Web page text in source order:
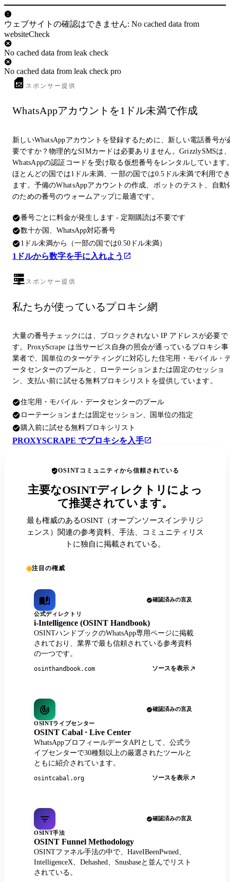
ウェブサイトの確認はできません: No cached data from
websiteCheck
No cached data from leak check
No cached data from leak check pro
スポンサー提供
WhatsAppアカウントを1ドル未満で作成
新しいWhatsAppアカウントを登録するために、新しい電話番号が
要ですか？物理的なSIMカードは必要ありません。GrizzlySMSは
WhatsAppの認証コードを受け取る仮想番号をレンタルしています
ほとんどの国では1ドル未満、一部の国では0.5ドル未満で利用でき
ます。予備のWhatsAppアカウントの作成、ボットのテスト、自動
のための番号のウォームアップに最適です。
番号ごとに料金が発生します - 定期購読は不要です
数十か国、WhatsApp対応番号
1ドル未満から（一部の国では0.50ドル未満）
1ドルから数字を手に入れよう
スポンサー提供
私たちが使っているプロキシ網
大量の番号チェックには、ブロックされない IP アドレスが必要で
す。ProxyScrape は当サービス自身の照会が通っているプロキシ事
業者で、国単位のターゲティングに対応した住宅用・モバイル・
ータセンターのプールと、ローテーションまたは固定のセッショ
ン、支払い前に試せる無料プロキシリストを提供しています。
住宅用・モバイル・データセンターのプール
ローテーションまたは固定セッション、国単位の指定
購入前に試せる無料プロキシリスト
PROXYSCRAPE でプロキシを入手
OSINTコミュニティから信頼されている
主要なOSINTディレクトリによっ
て推奨されています。
最も権威のあるOSINT（オープンソースインテリジ
ェンス）関連の参考資料、手法、コミュニティリス
トに独自に掲載されている。
注目の権威
確認済みの言及
公式ディレクトリ
i-Intelligence (OSINT Handbook)
OSINTハンドブックのWhatsApp専用ページに掲載
されており、業界で最も信頼されている参考資料
の一つです。
osinthandbook.com ソースを表示
確認済みの言及
OSINTライブセンター
OSINT Cabal · Live Center
WhatsAppプロフィールデータAPIとして、公式ラ
イブセンターで30種類以上の厳選されたツールと
ともに紹介されています。
osintcabal.org ソースを表示
確認済みの言及
OSINT手法
OSINT Funnel Methodology
OSINTファネル手法の中で、HaveIBeenPwned、
IntelligenceX、Dehashed、Snusbaseと並んでリスト
されている。